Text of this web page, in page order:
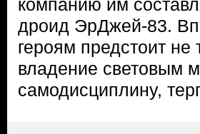
компанию им
дроид ЭрДжей-83.
героям предстоит не
владение световым
самодисциплину,